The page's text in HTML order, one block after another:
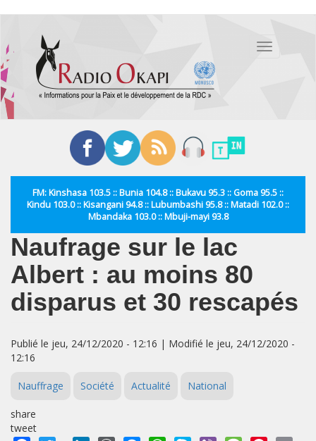
contenu
principal
Toggle
FM: Kinshasa 103.5 :: Bunia 104.8 :: Bukavu 95.3 :: Goma 95.5 ::
Kindu 103.0 :: Kisangani 94.8 :: Lubumbashi 95.8 :: Matadi 102.0 ::
Mbandaka 103.0 :: Mbuji-mayi 93.8
Naufrage sur le lac
Albert : au moins 80
disparus et 30 rescapés
Publié le jeu, 24/12/2020 - 12:16 | Modifié le jeu, 24/12/2020 -
12:16
Nauffrage Société Actualité National
share
tweet